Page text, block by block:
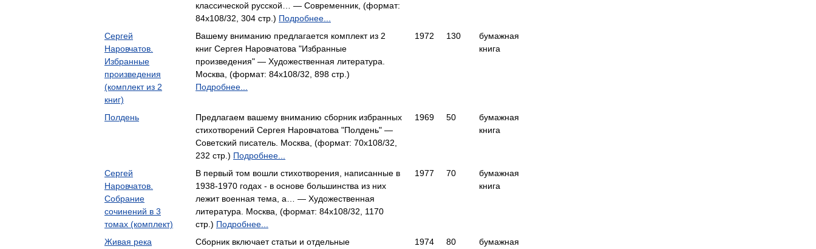
классической русской… — Современник, (формат:
84x108/32, 304 стр.) Подробнее...
Сергей
Наровчатов.
Избранные
произведения
(комплект из 2
книг)
Вашему вниманию предлагается комплект из 2
книг Сергея Наровчатова "Избранные
произведения" — Художественная литература.
Москва, (формат: 84x108/32, 898 стр.)
Подробнее...
1972 130
бумажная
книга
Полдень
Предлагаем вашему вниманию сборник избранных
стихотворений Сергея Наровчатова "Полдень" —
Советский писатель. Москва, (формат: 70x108/32,
232 стр.) Подробнее...
1969 50
бумажная
книга
Сергей
Наровчатов.
Собрание
сочинений в 3
томах (комплект)
В первый том вошли стихотворения, написанные в
1938-1970 годах - в основе большинства из них
лежит военная тема, а… — Художественная
литература. Москва, (формат: 84x108/32, 1170
стр.) Подробнее...
1977 70
бумажная
книга
Живая река
Сборник включает статьи и отдельные
1974 80
бумажная